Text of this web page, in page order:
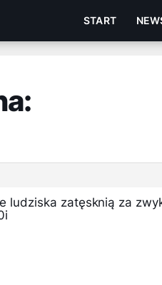
START
ludziska zatęsknią za